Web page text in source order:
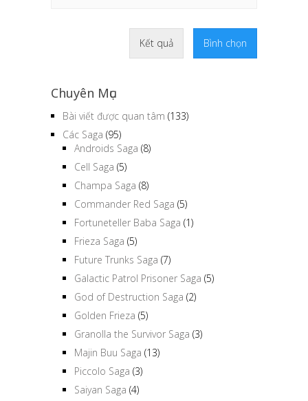
Kết quả Bình chọn
Chuyên Mục
Bài viết được quan tâm (133)
Các Saga (95)
Androids Saga (8)
Cell Saga (5)
Champa Saga (8)
Commander Red Saga (5)
Fortuneteller Baba Saga (1)
Frieza Saga (5)
Future Trunks Saga (7)
Galactic Patrol Prisoner Saga (5)
God of Destruction Saga (2)
Golden Frieza (5)
Granolla the Survivor Saga (3)
Majin Buu Saga (13)
Piccolo Saga (3)
Saiyan Saga (4)